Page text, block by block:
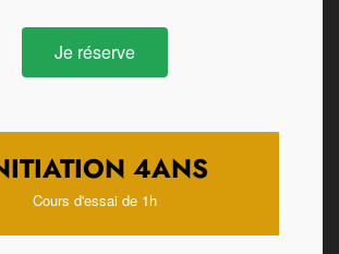
Je réserve
4ANS
Cours d'essai de 1h